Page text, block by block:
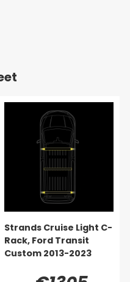
Strands Cruise Light C-
Rack, Ford Transit
Custom 2013-2023